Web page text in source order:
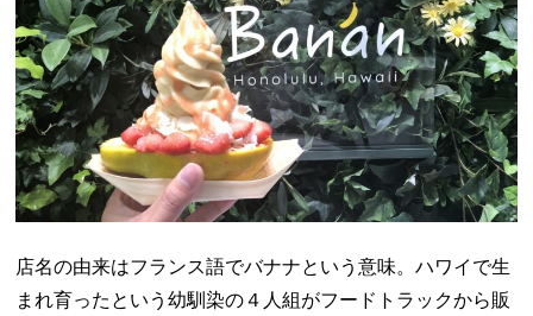
店名の由来はフランス語でバナナという意味。ハワイで生
まれ育ったという幼馴染の４人組がフードトラックから販